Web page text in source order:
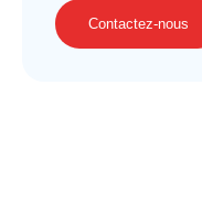
Contactez-nous